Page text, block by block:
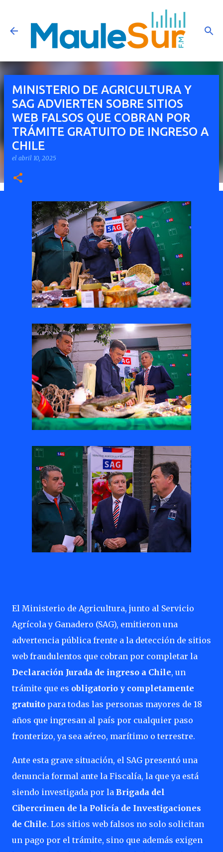
Ir al contenido principal
MINISTERIO DE AGRICULTURA Y
SAG ADVIERTEN SOBRE SITIOS
WEB FALSOS QUE COBRAN POR
TRÁMITE GRATUITO DE INGRESO A
CHILE
el abril 10, 2025
El Ministerio de Agricultura, junto al Servicio
Agrícola y Ganadero (SAG), emitieron una
advertencia pública frente a la detección de sitios
web fraudulentos que cobran por completar la
Declaración Jurada de ingreso a Chile, un
trámite que es obligatorio y completamente
gratuito para todas las personas mayores de 18
años que ingresan al país por cualquier paso
fronterizo, ya sea aéreo, marítimo o terrestre.
Ante esta grave situación, el SAG presentó una
denuncia formal ante la Fiscalía, la que ya está
siendo investigada por la Brigada del
Cibercrimen de la Policía de Investigaciones
de Chile. Los sitios web falsos no solo solicitan
un pago por el trámite, sino que además exigen